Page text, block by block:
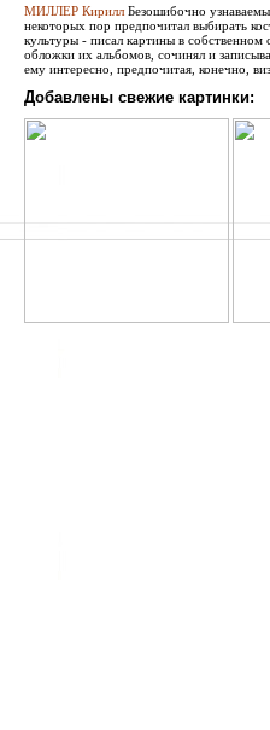
МИЛЛЕР Кирилл Безошибочно
некоторых пор предпочитал выбирать
культуры - писал картины в собственном
обложки их альбомов, сочинял и
ему интересно, предпочитая, конечно,
Добавлены свежие картинки: